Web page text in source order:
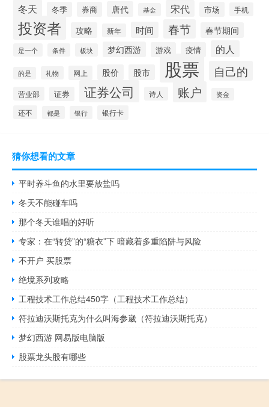
冬天
冬季 券商 唐代 基金 宋代 市场 手机
投资者 攻略 新年 时间 春节 春节期间
是一个 条件 板块 梦幻西游 游戏 疫情 的人
的是 礼物 网上 股价 股市 股票 自己的
营业部 证券 证券公司 诗人 账户 资金
还不 都是 银行 银行卡
猜你想看的文章
平时养斗鱼的水里要放盐吗
冬天不能碰车吗
那个冬天谁唱的好听
专家：在“转贷”的“糖衣”下 暗藏着多重陷阱与风险
不开户 买股票
绝境系列攻略
工程技术工作总结450字（工程技术工作总结）
符拉迪沃斯托克为什么叫海参崴（符拉迪沃斯托克）
梦幻西游 网易版电脑版
股票龙头股有哪些